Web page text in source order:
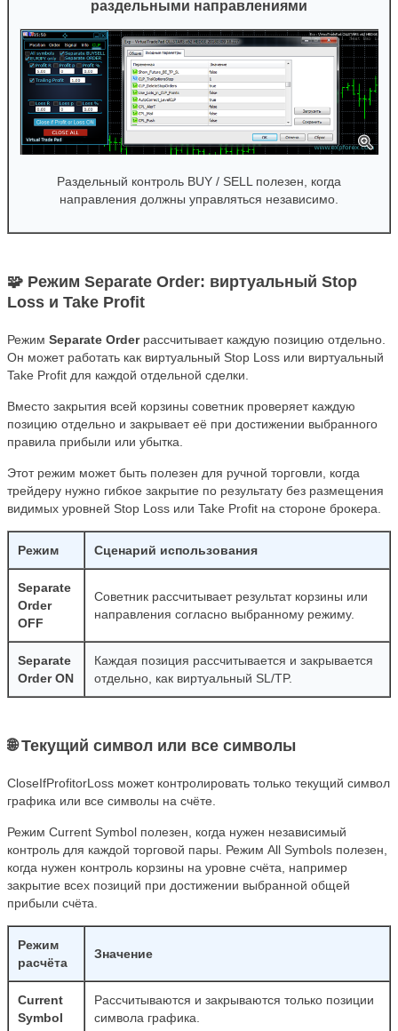
раздельными направлениями
Раздельный контроль BUY / SELL полезен, когда
направления должны управляться независимо.
🧩 Режим Separate Order: виртуальный Stop
Loss и Take Profit
Режим Separate Orderрассчитывает каждую позицию отдельно.
Он может работать как виртуальный Stop Loss или виртуальный
Take Profit для каждой отдельной сделки.
Вместо закрытия всей корзины советник проверяет каждую
позицию отдельно и закрывает её при достижении выбранного
правила прибыли или убытка.
Этот режим может быть полезен для ручной торговли, когда
трейдеру нужно гибкое закрытие по результату без размещения
видимых уровней Stop Loss или Take Profit на стороне брокера.
Режим Сценарий использования
Separate
Order
OFF
Советник рассчитывает результат корзины или
направления согласно выбранному режиму.
Separate
Order ON
Каждая позиция рассчитывается и закрывается
отдельно, как виртуальный SL/TP.
🌐 Текущий символ или все символы
CloseIfProfitorLoss может контролировать только текущий символ
графика или все символы на счёте.
Режим Current Symbol полезен, когда нужен независимый
контроль для каждой торговой пары. Режим All Symbols полезен,
когда нужен контроль корзины на уровне счёта, например
закрытие всех позиций при достижении выбранной общей
прибыли счёта.
Режим
расчёта
Значение
Current
Symbol
Рассчитываются и закрываются только позиции
символа графика.